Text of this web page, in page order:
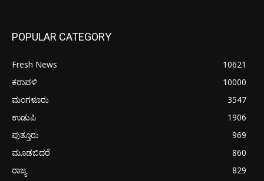
POPULAR CATEGORY
Fresh News
10621
ಕರಾವಳಿ
10000
ಮಂಗಳೂರು
3547
ಉಡುಪಿ
1906
ಪುತ್ತೂರು
969
ಮೂಡಬಿದರೆ
860
ರಾಜ್ಯ
829